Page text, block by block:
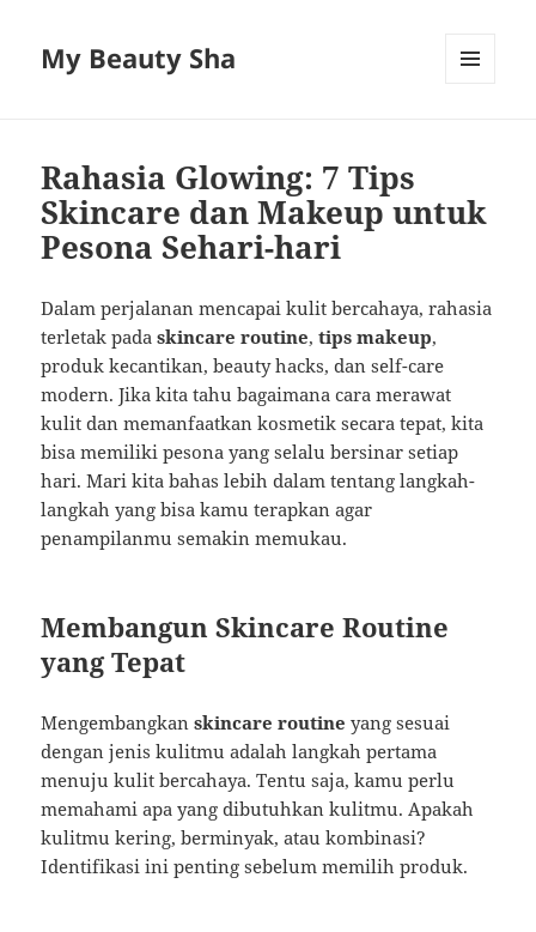
My Beauty Sha
Rahasia Glowing: 7 Tips
Skincare dan Makeup untuk
Pesona Sehari-hari
Dalam perjalanan mencapai kulit bercahaya, rahasia
terletak padaskincare routine,tips makeup,
produk kecantikan, beauty hacks, dan self-care
modern. Jika kita tahu bagaimana cara merawat
kulit dan memanfaatkan kosmetik secara tepat, kita
bisa memiliki pesona yang selalu bersinar setiap
hari. Mari kita bahas lebih dalam tentang langkah-
langkah yang bisa kamu terapkan agar
penampilanmu semakin memukau.
Membangun Skincare Routine
yang Tepat
Mengembangkanskincare routine yang sesuai
dengan jenis kulitmu adalah langkah pertama
menuju kulit bercahaya. Tentu saja, kamu perlu
memahami apa yang dibutuhkan kulitmu. Apakah
kulitmu kering, berminyak, atau kombinasi?
Identifikasi ini penting sebelum memilih produk.